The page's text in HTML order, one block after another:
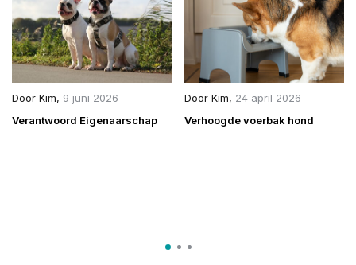
Door Kim, 9 juni 2026
Verantwoord Eigenaarschap
Door Kim, 24 april 2026
Verhoogde voerbak hond